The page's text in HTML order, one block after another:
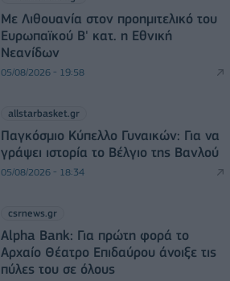
Με Λιθουανία στον προημιτελικό του
Ευρωπαϊκού Β' κατ. η Εθνική
Νεανίδων
05/08/2026 - 19:58
allstarbasket.gr
Παγκόσμιο Κύπελλο Γυναικών: Για να
γράψει ιστορία το Βέλγιο της Βανλού
05/08/2026 - 18:34
csrnews.gr
Alpha Bank: Για πρώτη φορά το
Αρχαίο Θέατρο Επιδαύρου άνοιξε τις
πύλες του σε όλους